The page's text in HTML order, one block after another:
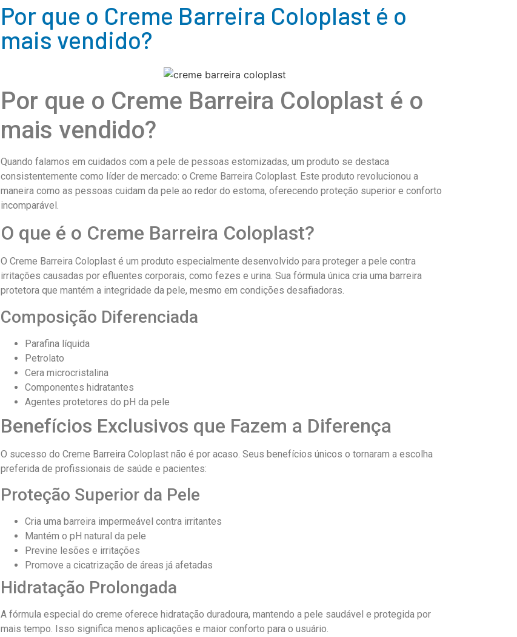
Por que o Creme Barreira Coloplast é o
mais vendido?
Por que o Creme Barreira Coloplast é o
mais vendido?
Quando falamos em cuidados com a pele de pessoas estomizadas, um produto se destaca
consistentemente como líder de mercado: o Creme Barreira Coloplast. Este produto revolucionou a
maneira como as pessoas cuidam da pele ao redor do estoma, oferecendo proteção superior e conforto
incomparável.
O que é o Creme Barreira Coloplast?
O Creme Barreira Coloplast é um produto especialmente desenvolvido para proteger a pele contra
irritações causadas por efluentes corporais, como fezes e urina. Sua fórmula única cria uma barreira
protetora que mantém a integridade da pele, mesmo em condições desafiadoras.
Composição Diferenciada
Parafina líquida
Petrolato
Cera microcristalina
Componentes hidratantes
Agentes protetores do pH da pele
Benefícios Exclusivos que Fazem a Diferença
O sucesso do Creme Barreira Coloplast não é por acaso. Seus benefícios únicos o tornaram a escolha
preferida de profissionais de saúde e pacientes:
Proteção Superior da Pele
Cria uma barreira impermeável contra irritantes
Mantém o pH natural da pele
Previne lesões e irritações
Promove a cicatrização de áreas já afetadas
Hidratação Prolongada
A fórmula especial do creme oferece hidratação duradoura, mantendo a pele saudável e protegida por
mais tempo. Isso significa menos aplicações e maior conforto para o usuário.